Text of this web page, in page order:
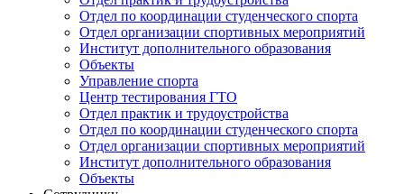
Отдел по координации студенческого спорта
Отдел организации спортивных мероприятий
Институт дополнительного образования
Объекты
Управление спорта
Центр тестирования ГТО
Отдел практик и трудоустройства
Отдел по координации студенческого спорта
Отдел организации спортивных мероприятий
Институт дополнительного образования
Объекты